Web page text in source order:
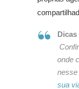
onde
sua